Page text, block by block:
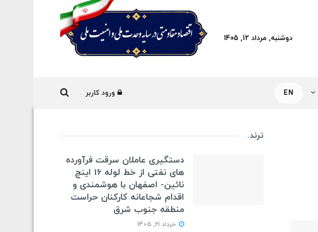
دوشنبه, مرداد 12, 1405
EN ورود کاربر
ترند.
دستگیری عاملان سرقت فرآورده
های نفتی از خط لوله 16 اینچ
نائین- اصفهان با هوشمندی و
اقدام شجاعانه کارکنان حراست
منطقه جنوب شرق
خرداد 21, 1405